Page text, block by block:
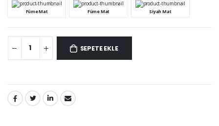
Füme Mat Füme Mat Siyah Mat
SEPETE EKLE
PAYLAŞ: